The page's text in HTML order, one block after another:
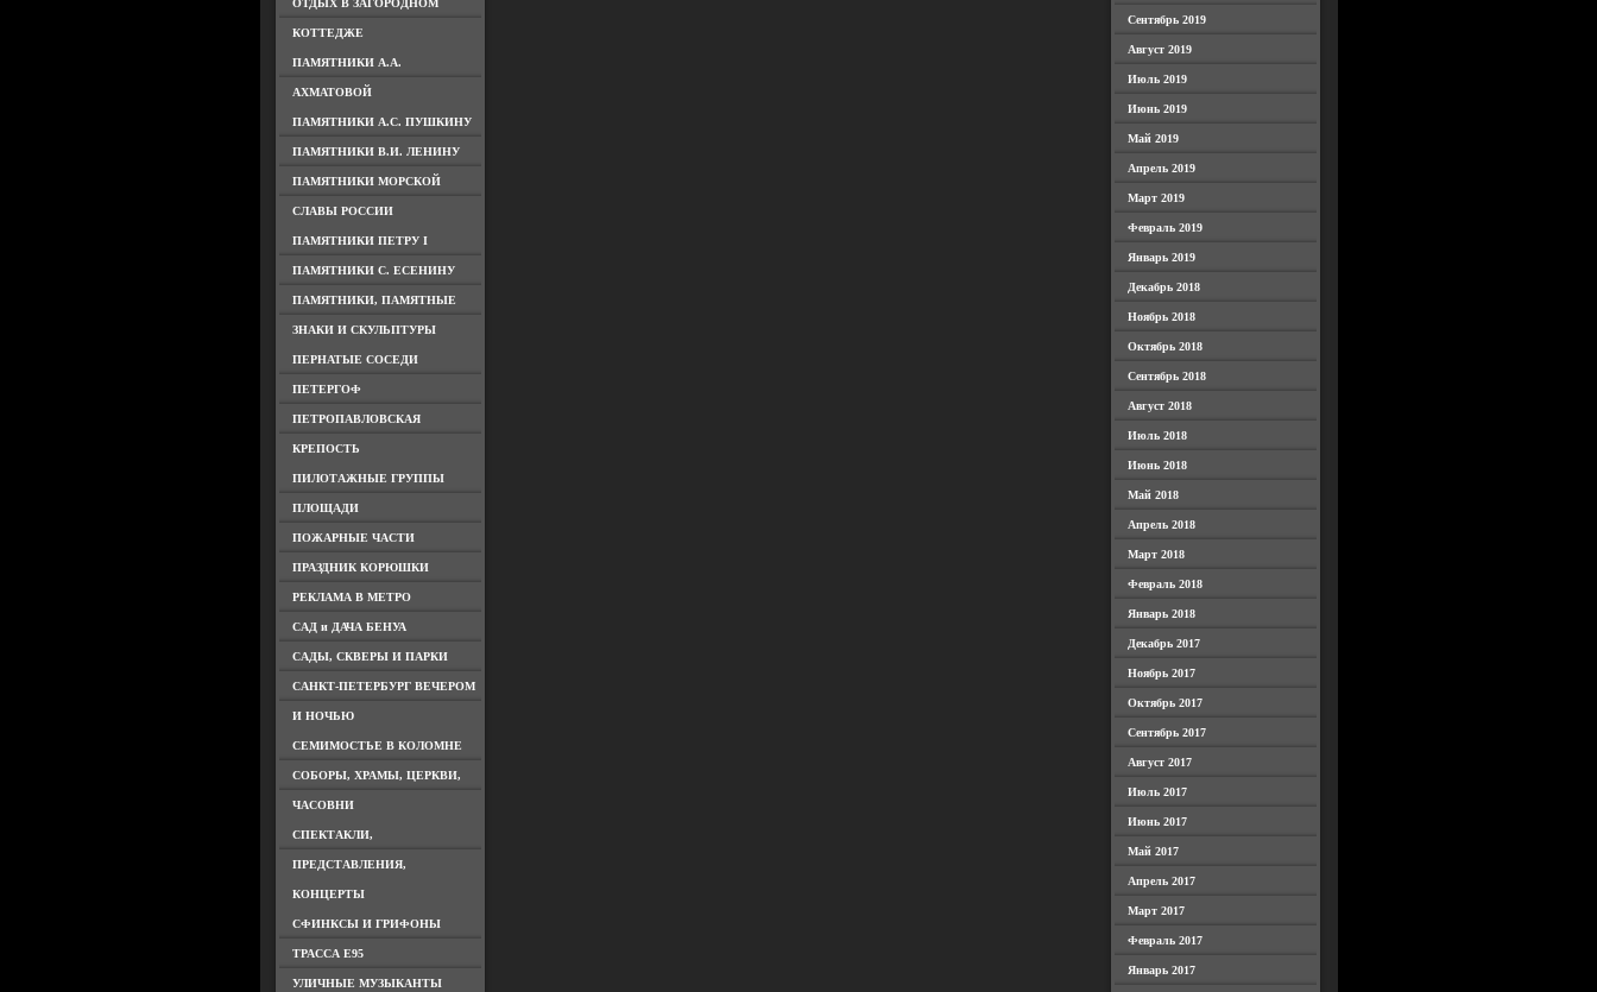
ОТДЫХ В ЗАГОРОДНОМ
КОТТЕДЖЕ
ПАМЯТНИКИ А.А.
АХМАТОВОЙ
ПАМЯТНИКИ А.С. ПУШКИНУ
ПАМЯТНИКИ В.И. ЛЕНИНУ
ПАМЯТНИКИ МОРСКОЙ
СЛАВЫ РОССИИ
ПАМЯТНИКИ ПЕТРУ I
ПАМЯТНИКИ С. ЕСЕНИНУ
ПАМЯТНИКИ, ПАМЯТНЫЕ
ЗНАКИ И СКУЛЬПТУРЫ
ПЕРНАТЫЕ СОСЕДИ
ПЕТЕРГОФ
ПЕТРОПАВЛОВСКАЯ
КРЕПОСТЬ
ПИЛОТАЖНЫЕ ГРУППЫ
ПЛОЩАДИ
ПОЖАРНЫЕ ЧАСТИ
ПРАЗДНИК КОРЮШКИ
РЕКЛАМА В МЕТРО
САД и ДАЧА БЕНУА
САДЫ, СКВЕРЫ И ПАРКИ
САНКТ-ПЕТЕРБУРГ ВЕЧЕРОМ
И НОЧЬЮ
СЕМИМОСТЬЕ В КОЛОМНЕ
СОБОРЫ, ХРАМЫ, ЦЕРКВИ,
ЧАСОВНИ
СПЕКТАКЛИ,
ПРЕДСТАВЛЕНИЯ,
КОНЦЕРТЫ
СФИНКСЫ И ГРИФОНЫ
ТРАССА Е95
УЛИЧНЫЕ МУЗЫКАНТЫ
Сентябрь 2019
Август 2019
Июль 2019
Июнь 2019
Май 2019
Апрель 2019
Март 2019
Февраль 2019
Январь 2019
Декабрь 2018
Ноябрь 2018
Октябрь 2018
Сентябрь 2018
Август 2018
Июль 2018
Июнь 2018
Май 2018
Апрель 2018
Март 2018
Февраль 2018
Январь 2018
Декабрь 2017
Ноябрь 2017
Октябрь 2017
Сентябрь 2017
Август 2017
Июль 2017
Июнь 2017
Май 2017
Апрель 2017
Март 2017
Февраль 2017
Январь 2017